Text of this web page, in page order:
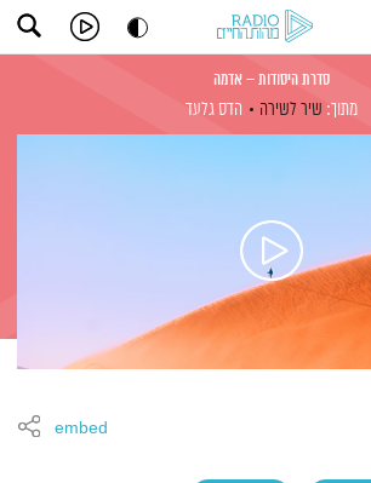
סדרת היסודות – אדמה
מתוך: שיר לשירה הדס גלעד
embed